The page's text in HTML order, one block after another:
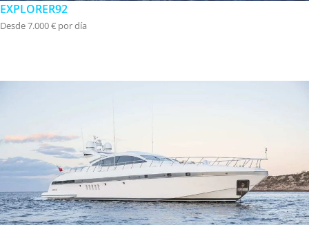
EXPLORER92
Desde 7.000 € por día